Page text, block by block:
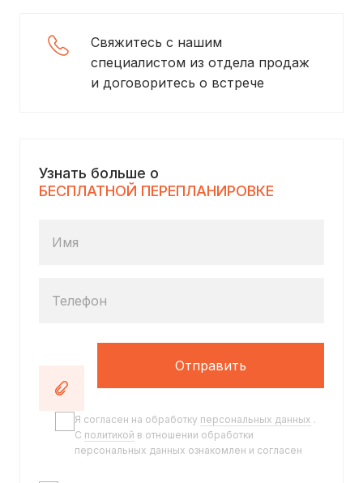
Свяжитесь с нашим
специалистом из отдела продаж
и договоритесь о встрече
Узнать больше о
БЕСПЛАТНОЙ ПЕРЕПЛАНИРОВКЕ
Имя
Телефон
Отправить
Я согласен на обработку персональных данных .
C политикой в отношении обработки
персональных данных ознакомлен и согласен